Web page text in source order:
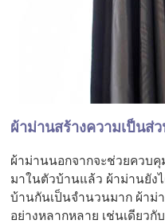
ผ้าม่านสร้างความเป็นส่
ผ้าม่านนอกจากจะช่วยควบ
มาในตัวบ้านแล้ว ผ้าม่านยัง
บ้านกันเป็นจำนวนมาก ผ้าม่
อย่างหลากหลาย เช่นเดียว